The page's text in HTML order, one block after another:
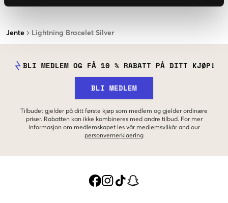
Jente Lightning Bracelet Silver
BLI MEDLEM OG FÅ 10 % RABATT PÅ DITT KJØP!
BLI MEDLEM
Tilbudet gjelder på ditt første kjøp som medlem og gjelder ordinære
priser. Rabatten kan ikke kombineres med andre tilbud. For mer
informasjon om medlemskapet les vår medlemsvilkår and our
personvernerklaering